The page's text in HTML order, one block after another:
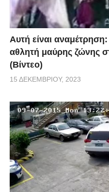
Αυτή είναι
αθλητή μαύρης ζώνης
(Βίντεο)
15 ΔΕΚΕΜΒΡΊΟΥ, 2023